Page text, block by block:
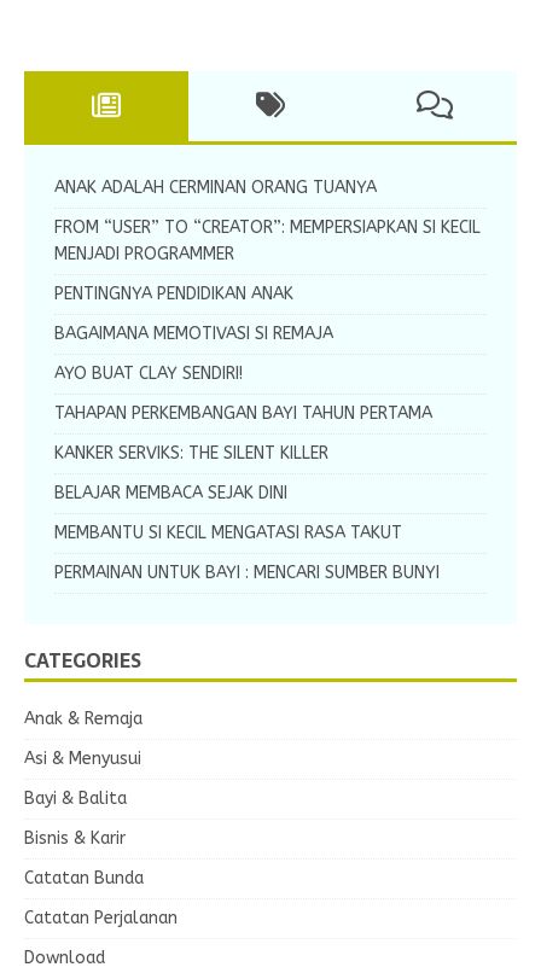
ANAK ADALAH CERMINAN ORANG TUANYA
FROM “USER” TO “CREATOR”: MEMPERSIAPKAN SI KECIL
MENJADI PROGRAMMER
PENTINGNYA PENDIDIKAN ANAK
BAGAIMANA MEMOTIVASI SI REMAJA
AYO BUAT CLAY SENDIRI!
TAHAPAN PERKEMBANGAN BAYI TAHUN PERTAMA
KANKER SERVIKS: THE SILENT KILLER
BELAJAR MEMBACA SEJAK DINI
MEMBANTU SI KECIL MENGATASI RASA TAKUT
PERMAINAN UNTUK BAYI : MENCARI SUMBER BUNYI
CATEGORIES
Anak & Remaja
Asi & Menyusui
Bayi & Balita
Bisnis & Karir
Catatan Bunda
Catatan Perjalanan
Download